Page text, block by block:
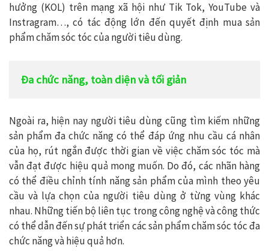
hưởng (KOL) trên mạng xã hội như Tik Tok, YouTube và
Instragram…, có tác động lớn đến quyết định mua sản
phẩm chăm sóc tóc của người tiêu dùng.
Đa chức năng, toàn diện và tối giản
Ngoài ra, hiện nay người tiêu dùng cũng tìm kiếm những
sản phẩm đa chức năng có thể đáp ứng nhu cầu cá nhân
của họ, rút ngắn được thời gian về việc chăm sóc tóc mà
vẫn đạt được hiệu quả mong muốn. Do đó, các nhãn hàng
có thể điều chỉnh tính năng sản phẩm của mình theo yêu
cầu và lựa chọn của người tiêu dùng ở từng vùng khác
nhau. Những tiến bộ liên tục trong công nghệ và công thức
có thể dẫn đến sự phát triển các sản phẩm chăm sóc tóc đa
chức năng và hiệu quả hơn.